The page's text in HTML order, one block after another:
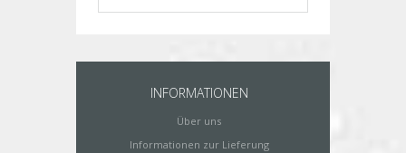
INFORMATIONEN
Über uns
Informationen zur Lieferung